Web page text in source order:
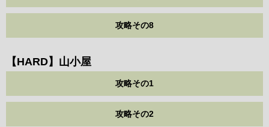
攻略その8
【HARD】山小屋
攻略その1
攻略その2